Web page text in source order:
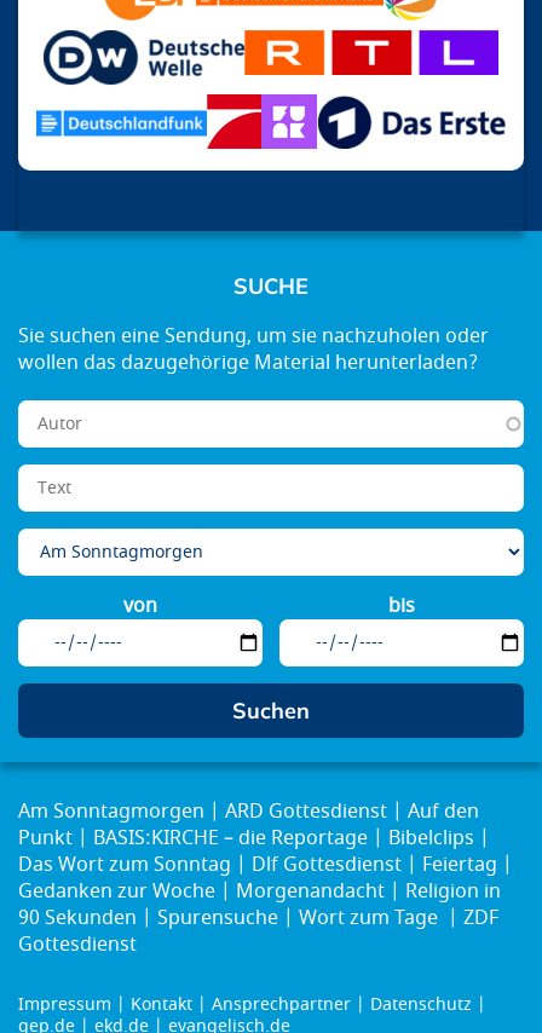
SUCHE
von bis
Am Sonntagmorgen ARD Gottesdienst
Auf den
Punkt
BASIS:KIRCHE – die Reportage
Bibelclips
Das Wort zum Sonntag
Dlf Gottesdienst
Feiertag
Gedanken zur Woche
Morgenandacht
Religion in
90 Sekunden
Spurensuche Wort zum Tage
ZDF
Gottesdienst
Impressum Kontakt Ansprechpartner
Datenschutz
gep.de
ekd.de evangelisch.de